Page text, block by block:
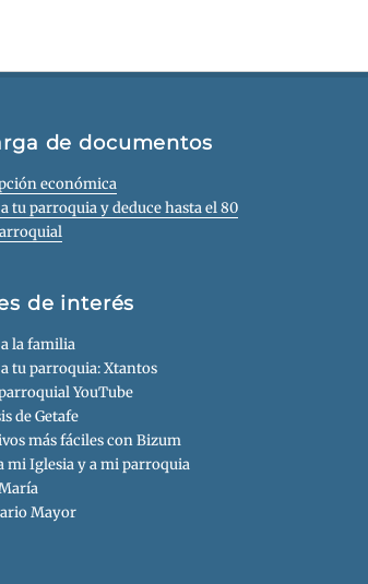
de documentos
económica
tu parroquia y deduce hasta el 80
de interés
la familia
tu parroquia: Xtantos
YouTube
de Getafe
más fáciles con Bizum
mi Iglesia y a mi parroquia
Mayor